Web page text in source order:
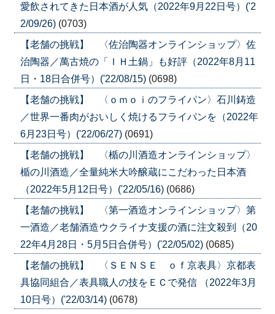
愛飲されてきた日本酒が人気（2022年9月22日号）('2
2/09/26) (0703)
【老舗の挑戦】 〈佐治陶器オンラインショップ〉佐
治陶器／萬古焼の「ＩＨ土鍋」も好評（2022年8月11
日・18日合併号）('22/08/15) (0698)
【老舗の挑戦】 〈ｏｍｏｉのフライパン〉石川鋳造
／世界一番肉がおいしく焼けるフライパンを（2022年
6月23日号）('22/06/27) (0691)
【老舗の挑戦】 〈楯の川酒造オンラインショップ〉
楯の川酒造／全量純米大吟醸蔵にこだわった日本酒
（2022年5月12日号）('22/05/16) (0686)
【老舗の挑戦】 〈第一酒造オンラインショップ〉第
一酒造／老舗酒造ウクライナ支援の酒に注文殺到（20
22年4月28日・5月5日合併号）('22/05/02) (0685)
【老舗の挑戦】 〈ＳＥＮＳＥ ｏｆ京表具〉京都表
具協同組合／表具職人の技をＥＣで発信 （2022年3月
10日号）('22/03/14) (0678)